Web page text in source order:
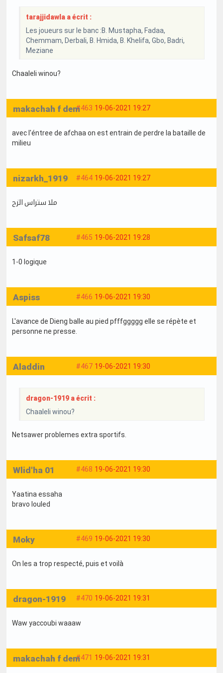
tarajjidawla a écrit :
Les joueurs sur le banc :B. Mustapha, Fadaa,
Chemmam, Derbali, B. Hmida, B. Khelifa, Gbo, Badri,
Meziane
Chaaleli winou?
#463 19-06-2021 19:27
makachah f dem
avec l'éntree de afchaa on est entrain de perdre la bataille de
milieu
#464 19-06-2021 19:27
nizarkh_1919
ملا ستراس الزح
#465 19-06-2021 19:28
Safsaf78
1-0 logique
#466 19-06-2021 19:30
Aspiss
L'avance de Dieng balle au pied pfffggggg elle se répète et
personne ne presse.
#467 19-06-2021 19:30
Aladdin
dragon-1919 a écrit :
Chaaleli winou?
Netsawer problemes extra sportifs.
#468 19-06-2021 19:30
Wlid'ha 01
Yaatina essaha
bravo louled
#469 19-06-2021 19:30
Moky
On les a trop respecté, puis et voilà
#470 19-06-2021 19:31
dragon-1919
Waw yaccoubi waaaw
#471 19-06-2021 19:31
makachah f dem